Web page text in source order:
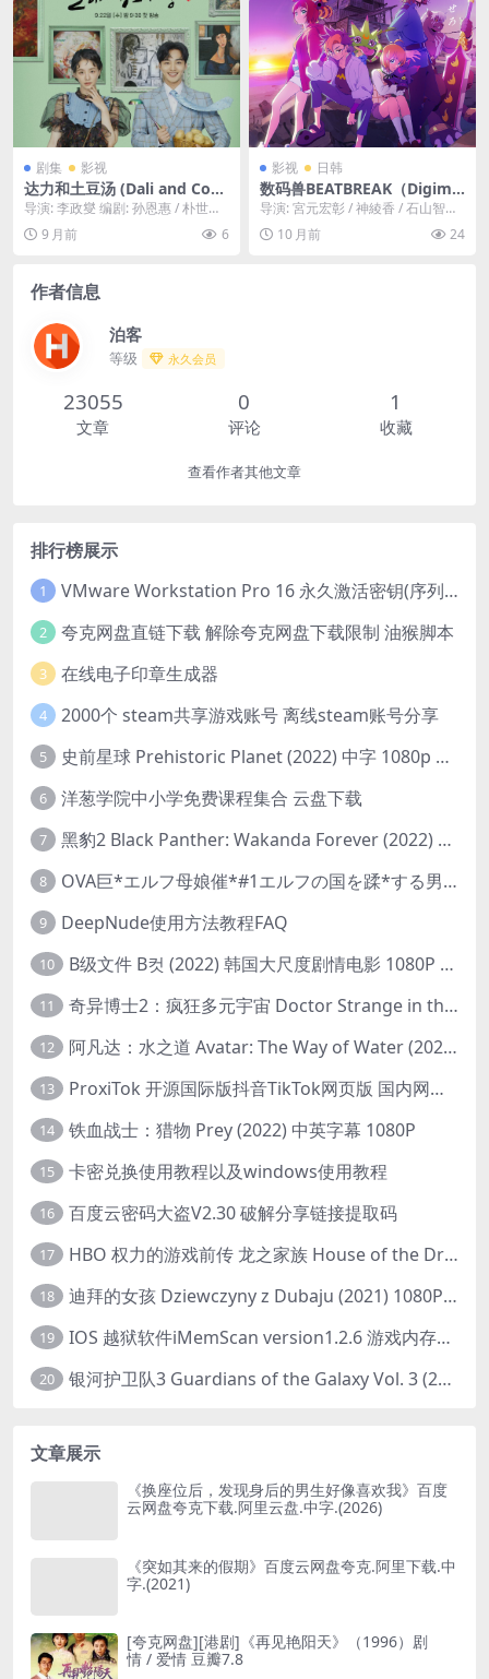
剧集 影视
达力和土豆汤 (Dali and Cock
y Prince) – 2021 – 喜剧/爱情
– 夸克网盘免费下载🥔（韩
剧）一个目不识丁的暴发户，
入了爱情。🥔｜ KR
导演: 李政燮 编剧: 孙恩惠 / 朴世恩
资源下载：达利和土豆汤下载阿里
云盘,...
9 月前 6
影视 日韩
数码兽BEATBREAK（Digimo
n BEATBREAK）-2025-动画/
冒险-免费下载 👾“数码宝贝”
系列全新力作，当现实世界与
导演: 宮元宏彰 / 神綾香 / 石山智之
编剧: 山口亮太 又名: 数码宝贝 ...
10 月前 24
作者信息
泊客
等级 永久会员
23055
文章
0
评论
1
收藏
查看作者其他文章
排行榜展示
1 VMware Workstation Pro 16 永久激活密钥(序列号)
2 夸克网盘直链下载 解除夸克网盘下载限制 油猴脚本
3 在线电子印章生成器
4 2000个 steam共享游戏账号 离线steam账号分享
5 史前星球 Prehistoric Planet (2022) 中字 1080p 高清 阿里云盘 2022.5.27已更新全集
6 洋葱学院中小学免费课程集合 云盘下载
7 黑豹2 Black Panther: Wakanda Forever (2022) 高清版
8 OVA巨*エルフ母娘催*#1エルフの国を蹂*する男。汚された女王と姫
9 DeepNude使用方法教程FAQ
10 B级文件 B컷 (2022) 韩国大尺度剧情电影 1080P 中字
11 奇异博士2：疯狂多元宇宙 Doctor Strange in the Multiverse of Madness (2022) 高清版1080p
12 阿凡达：水之道 Avatar: The Way of Water (2022) 1080p 2k 4k 中文字幕
13 ProxiTok 开源国际版抖音TikTok网页版 国内网络直连
14 铁血战士：猎物 Prey (2022) 中英字幕 1080P
15 卡密兑换使用教程以及windows使用教程
16 百度云密码大盗V2.30 破解分享链接提取码
17 HBO 权力的游戏前传 龙之家族 House of the Dragon (2022) 中字 1080P 更新4集
18 迪拜的女孩 Dziewczyny z Dubaju (2021) 1080P 中字
19 IOS 越狱软件iMemScan version1.2.6 游戏内存修改器
20 银河护卫队3 Guardians of the Galaxy Vol. 3 (2023)4K高清资源1080p只分享精品
文章展示
《换座位后，发现身后的男生好像喜欢我》百度
云网盘夸克下载.阿里云盘.中字.(2026)
《突如其来的假期》百度云网盘夸克.阿里下载.中
字.(2021)
[夸克网盘][港剧]《再见艳阳天》（1996）剧
情 / 爱情 豆瓣7.8